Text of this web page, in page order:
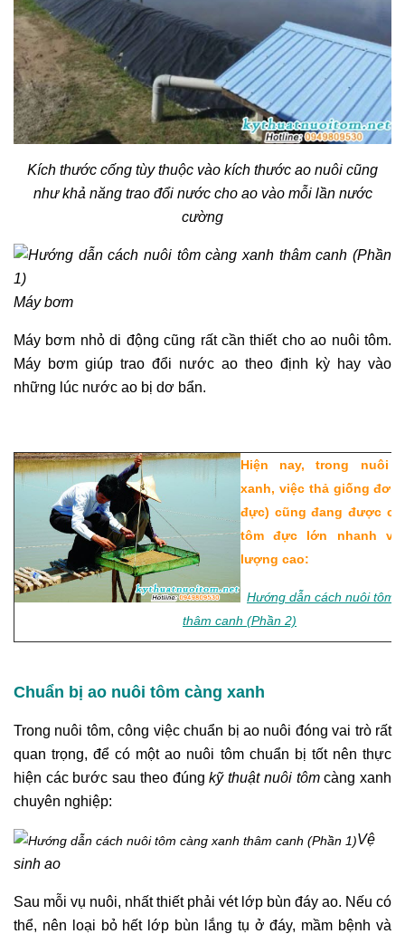
Kích thước cống tùy thuộc vào kích thước ao nuôi cũng
như khả năng trao đổi nước cho ao vào mỗi lần nước
cường
Máy bơm
Máy bơm nhỏ di động cũng rất cần thiết cho ao nuôi tôm.
Máy bơm giúp trao đổi nước ao theo định kỳ hay vào
những lúc nước ao bị dơ bẩn.
Hiện nay, trong nuôi
xanh, việc thả giống đơn
đực) cũng đang được
tôm đực lớn nhanh và
lượng cao:
Hướng dẫn cách nuôi tôm
thâm canh (Phần 2)
Chuẩn bị ao nuôi tôm càng xanh
Trong nuôi tôm, công việc chuẩn bị ao nuôi đóng vai trò rất
quan trọng, để có một ao nuôi tôm chuẩn bị tốt nên thực
hiện các bước sau theo đúngkỹ thuật nuôi tômcàng xanh
chuyên nghiệp:
Vệ
sinh ao
Sau mỗi vụ nuôi, nhất thiết phải vét lớp bùn đáy ao. Nếu có
thể, nên loại bỏ hết lớp bùn lắng tụ ở đáy, mầm bệnh và